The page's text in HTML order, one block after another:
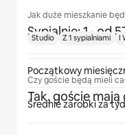
Jak duże mieszkanie
Sypialnie: 1 · od
Czy goście będą mieli
Tak, goście mają
Studio Z 1 sypialniami I
Początkowy
Średnie zarobki za